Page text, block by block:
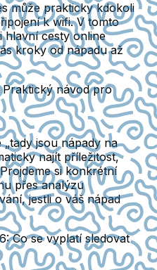
může prakticky kdokoli
k wifi. V tomto
hlavní cesty online
kroky od nápadu až
návod pro
jsou nápady na
najít příležitost,
si konkrétní
přes analýzu
jestli o váš nápad
Co se vyplatí sledovat